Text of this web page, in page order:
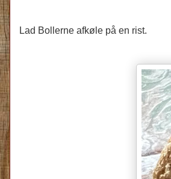
Lad Bollerne afkøle på en rist.